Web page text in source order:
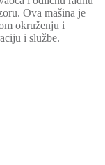
Ova mašina je
okruženju i
i službe.